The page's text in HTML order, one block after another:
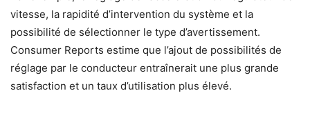
vitesse, la rapidité d’intervention du système et la
possibilité de sélectionner le type d’avertissement.
Consumer Reports estime que l’ajout de possibilités de
réglage par le conducteur entraînerait une plus grande
satisfaction et un taux d’utilisation plus élevé.